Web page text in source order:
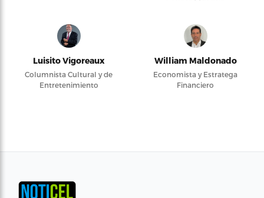
Luisito Vigoreaux
Columnista Cultural y de
Entretenimiento
William Maldonado
Economista y Estratega
Financiero